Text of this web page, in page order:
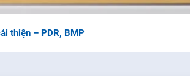
thiện – PDR, BMP